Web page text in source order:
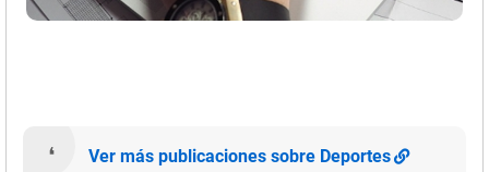
Ver más publicaciones sobre Deportes